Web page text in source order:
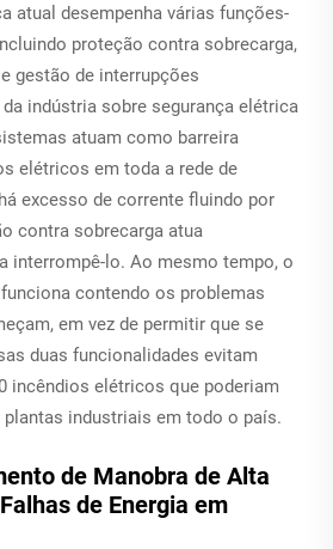
atual desempenha várias funções-
proteção contra sobrecarga,
gestão de interrupções
indústria sobre segurança elétrica
atuam como barreira
elétricos em toda a rede de
excesso de corrente fluindo por
contra sobrecarga atua
interrompê-lo. Ao mesmo tempo, o
contendo os problemas
em vez de permitir que se
duas funcionalidades evitam
incêndios elétricos que poderiam
industriais em todo o país.
de Manobra de Alta
de Energia em